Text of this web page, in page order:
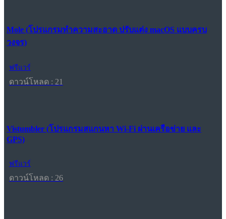
Mole (โปรแกรมทำความสะอาด ปรับแต่ง macOS แบบครบ
วงจร)
ฟรีแวร์
ดาวน์โหลด : 21
Vistumbler (โปรแกรมสแกนหา Wi-Fi ผ่านเครือข่าย และ
GPS)
ฟรีแวร์
ดาวน์โหลด : 26